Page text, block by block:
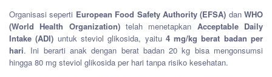
Organisasi seperti European Food Safety Authority (EFSA) dan WHO
(World Health Organization)telah menetapkan Acceptable Daily
Intake (ADI) untuk steviol glikosida, yaitu 4 mg/kg berat badan per
hari. Ini berarti anak dengan berat badan 20 kg bisa mengonsumsi
hingga 80 mg steviol glikosida per hari tanpa risiko kesehatan.